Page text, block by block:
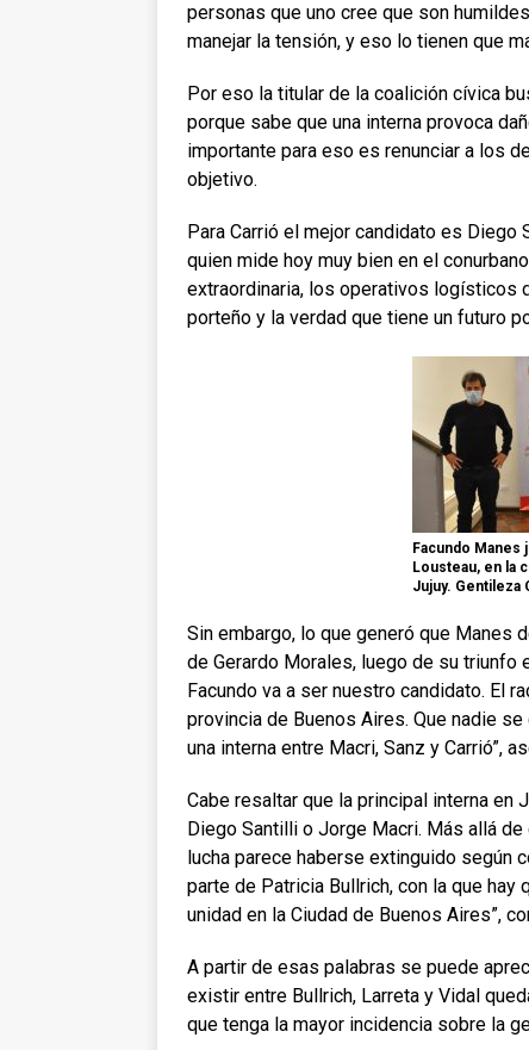
personas que uno cree que son
manejar la tensión, y eso lo tienen que
Por eso la titular de la coalición cívica
porque sabe que una interna provoca
importante para eso es renunciar a los
objetivo.
Para Carrió el mejor candidato es Diego
quien mide hoy muy bien en el
extraordinaria, los operativos logísticos
porteño y la verdad que tiene un futuro
Facundo Manes
Lousteau, en la
Jujuy. Gentileza
Sin embargo, lo que generó que Manes
de Gerardo Morales, luego de su triunfo
Facundo va a ser nuestro candidato. El
provincia de Buenos Aires. Que nadie
una interna entre Macri, Sanz y Carrió”,
Cabe resaltar que la principal interna en
Diego Santilli o Jorge Macri. Más allá
lucha parece haberse extinguido según
parte de Patricia Bullrich, con la que hay
unidad en la Ciudad de Buenos Aires”,
A partir de esas palabras se puede
existir entre Bullrich, Larreta y Vidal
que tenga la mayor incidencia sobre la